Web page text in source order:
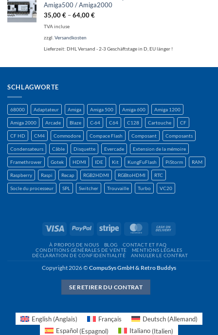
Amiga500 / Amiga2000
35,00€ –64,00€
TVA incluse
zzgl. Versandkosten
Lieferzeit: DHL Versand - 2-3 Geschäftstage in D, EU länger !
SCHLAGWORTE
68000 Adaptateur Amiga Amiga 500 Amiga 600 Amiga 1200
Amiga 2000 Arcade Blaze C-64 C64 C128 Cartouche CF
CF HD CM4 Commodore Compace Flash Composant Composants
Condensateurs Câble Disquette Evercade Extension de la mémoire
Framethrower Gotek HDMI IDE Kit KungFuFlash PiStorm RAM
Raspberry Raspi Recap RGB2HDMI RGBtoHDMI RTC
Socle du processeur SPL Switcher Trouvaille Turbo VC20
Visa PayPal Rayure MasterCard
À PROPOS DE NOUS BLOG
CONTACT ET FAQ
CONDITIONS GÉNÉRALES DE VENTE
MENTIONS LÉGALES
DÉCLARATION DE CONFIDENTIALITÉ
ANNULER LE CONTRAT
Copyright 2026 © CompuSys GmbH & Retro Buddys
SE RETIRER DU CONTRAT
English(Anglais) Français Deutsch (Allemand)
Español (Espagnol) Italiano (Italien)